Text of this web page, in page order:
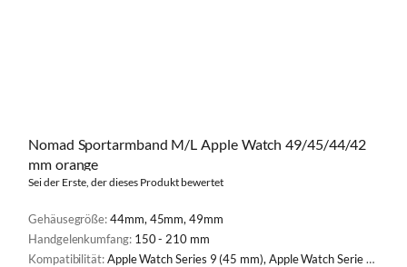
Nomad Sportarmband M/L Apple Watch 49/45/44/42
mm orange
Sei der Erste, der dieses Produkt bewertet
Gehäusegröße:44mm, 45mm, 49mm
Handgelenkumfang: 150 - 210 mm
Kompatibilität:Apple Watch Series 9 (45 mm), Apple Watch Serie 1, 2, 3 (42 mm), Apple Watch Serie 4, 5, 6, SE, SE 2 (44 mm), Apple Watch Series 7 (45 mm), Apple Watch Series 8 (45 mm), Apple Watch Ultra (49 mm), Apple Watch Ultra 2 (49 mm), Apple Watch Series 10 (46 mm), Apple Watch Series 1 - 9, SE